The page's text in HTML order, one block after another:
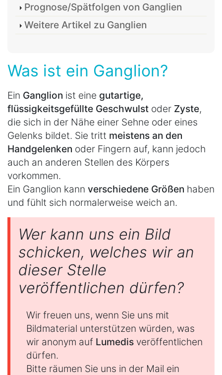
Prognose/Spätfolgen von Ganglien
Weitere Artikel zu Ganglien
Was ist ein Ganglion?
Ein Ganglion ist eine gutartige,
flüssigkeitsgefüllte Geschwulst oder Zyste,
die sich in der Nähe einer Sehne oder eines
Gelenks bildet. Sie tritt meistens an den
Handgelenken oder Fingern auf, kann jedoch
auch an anderen Stellen des Körpers
vorkommen.
Ein Ganglion kann verschiedene Größen haben
und fühlt sich normalerweise weich an.
Wer kann uns ein Bild
schicken, welches wir an
dieser Stelle
veröffentlichen dürfen?
Wir freuen uns, wenn Sie uns mit
Bildmaterial unterstützen würden, was
wir anonym auf Lumedis veröffentlichen
dürfen.
Bitte räumen Sie uns in der Mail ein